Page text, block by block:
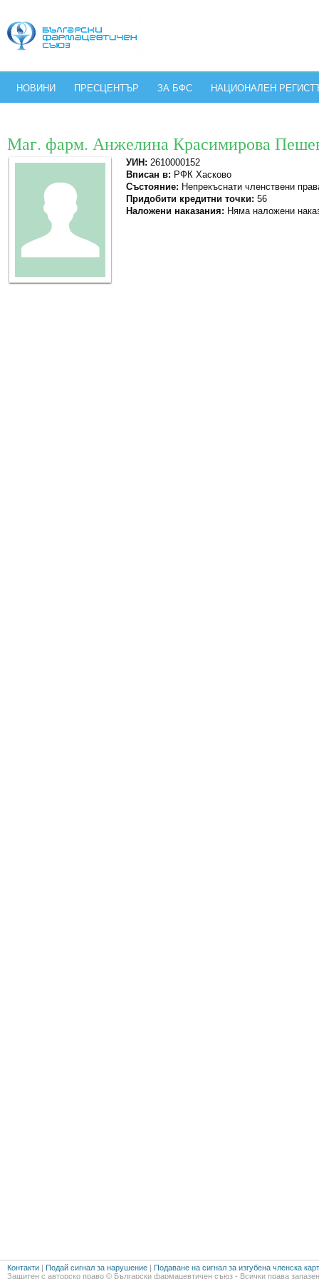
НОВИНИ ПРЕСЦЕНТЪР ЗА БФС НАЦИОНАЛЕН
Маг. фарм. Анжелина Красимирова
УИН: 2610000152
Вписан в: РФК Хасково
Състояние: Непрекъснати членствени
Придобити кредитни точки: 56
Наложени наказания: Няма наложени
Контакти | Подай сигнал за нарушение | Подаване на сигнал за изгубена членска
Защитен с авторско право © Български фармацевтичен съюз - Всички права